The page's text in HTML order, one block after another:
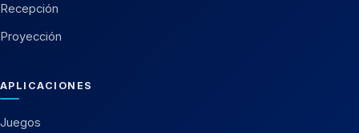
Recepción
Proyección
APLICACIONES
Juegos